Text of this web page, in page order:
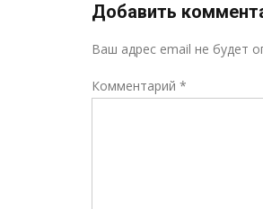
Добавить
Ваш адрес email не будет
Комментарий *